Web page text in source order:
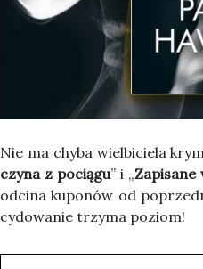
Nie ma chy­ba wiel­bi­cie­la
czy­na z pocią­gu” i „Zapi­sa­ne
odci­na kupo­nów od
cy­do­wa­nie trzy­ma poziom!